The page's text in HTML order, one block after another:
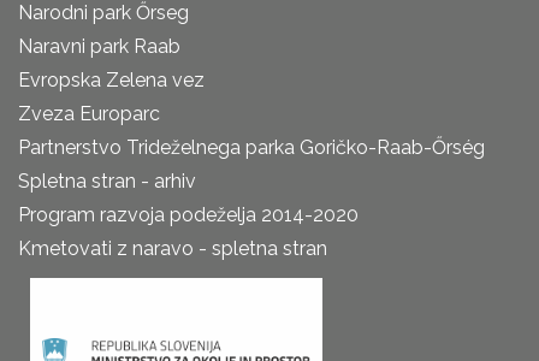
Narodni park Őrseg
Naravni park Raab
Evropska Zelena vez
Zveza Europarc
Partnerstvo Trideželnega parka Goričko-Raab-Őrség
Spletna stran - arhiv
Program razvoja podeželja 2014-2020
Kmetovati z naravo - spletna stran